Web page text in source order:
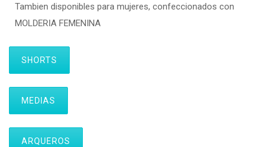
Tambien disponibles para mujeres, confeccionados con
MOLDERIA FEMENINA
SHORTS
MEDIAS
ARQUEROS